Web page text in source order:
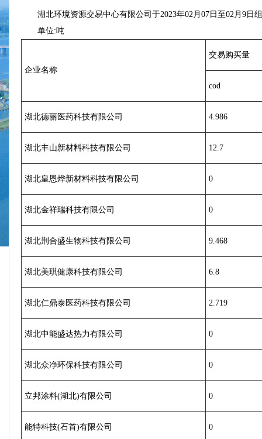
湖北环境资源交易中心有限公司于2023年02月 07 日至02月 9 日
单位:吨
企业名称
交易购买量
cod
湖北德丽医药科技有限公司 4.986
湖北丰山新材料科技有限公司 12.7
湖北皇恩烨新材料科技有限公司 0
湖北金祥瑞科技有限公司 0
湖北荆合盛生物科技有限公司 9.468
湖北美琪健康科技有限公司 6.8
湖北仁鼎泰医药科技有限公司 2.719
湖北中能盛达热力有限公司 0
湖北众净环保科技有限公司 0
立邦涂料(湖北)有限公司 0
能特科技(石首)有限公司 0